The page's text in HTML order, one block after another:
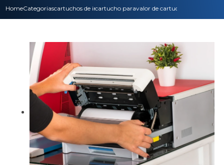
HomeCategoriascartuchos de impressoracartucho para impressora hp
valor de cartucho de tinta